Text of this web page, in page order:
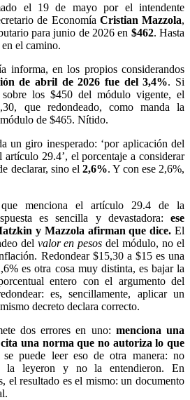
el 19 de mayo por el intendente
de Economía Cristian Mazzola,
para junio de 2026 en $462. Hasta
el camino.
informa, en los propios considerandos
de abril de 2026 fue del 3,4%. Si
sobre los $450 del módulo vigente, el
que redondeado, como manda la
de $465. Nítido.
un giro inesperado: ‘por aplicación del
29.4’, el porcentaje a considerar
declarar, sino el 2,6%. Y con ese 2,6%,
que menciona el artículo 29.4 de la
es sencilla y devastadora: ese
y Mazzola afirman que dice. El
del valor en pesos del módulo, no el
Redondear $15,30 a $15 es una
es otra cosa muy distinta, es bajar la
entero con el argumento del
es, sencillamente, aplicar un
decreto declara correcto.
dos errores en uno: menciona una
cita una norma que no autoriza lo que
puede leer eso de otra manera: no
la leyeron y no la entendieron. En
el resultado es el mismo: un documento